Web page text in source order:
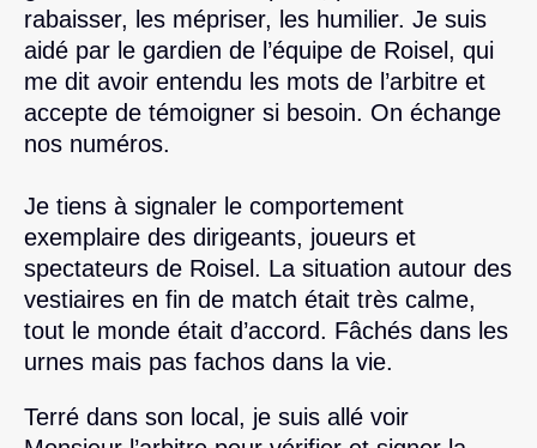
rabaisser, les mépriser, les humilier. Je suis
aidé par le gardien de l’équipe de Roisel, qui
me dit avoir entendu les mots de l’arbitre et
accepte de témoigner si besoin. On échange
nos numéros.
Je tiens à signaler le comportement
exemplaire des dirigeants, joueurs et
spectateurs de Roisel. La situation autour des
vestiaires en fin de match était très calme,
tout le monde était d’accord. Fâchés dans les
urnes mais pas fachos dans la vie.
Terré dans son local, je suis allé voir